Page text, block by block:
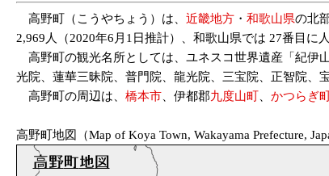
高野町（こうやちょう）は、 近畿地方 ・ 和歌山県の北
2,969人（2020年6月1日推計）、和歌山県では 27番目に
高野町の観光名所としては、ユネスコ世界遺産「紀伊
光院、蓮華三昧院、普門院、龍光院、三宝院、正智院、
高野町の周辺は、 橋本市 、伊都郡九度山町 かつらぎ
高野町地図（Map of Koya Town, Wakayama Prefecture,